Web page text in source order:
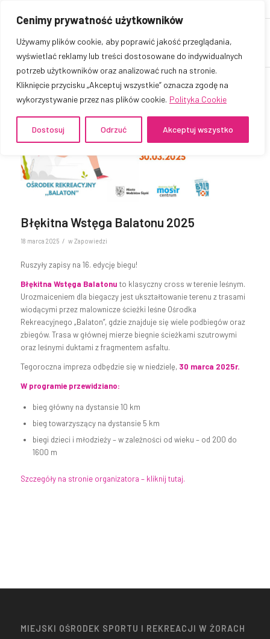
Cenimy prywatność użytkowników
Używamy plików cookie, aby poprawić jakość przeglądania,
wyświetlać reklamy lub treści dostosowane do indywidualnych
potrzeb użytkowników oraz analizować ruch na stronie.
Kliknięcie przycisku „Akceptuj wszystkie” oznacza zgodę na
wykorzystywanie przez nas plików cookie. Polityka Cookie
Dostosuj Odrzuć Akceptuj wszystko
Błękitna Wstęga Balatonu 2025
18 marca 2025 / w Zapowiedzi
Ruszyły zapisy na 16. edycję biegu!
Błękitna Wstęga Balatonu to klasyczny cross w terenie leśnym.
Urozmaiceniem dla biegaczy jest ukształtowanie terenu z trasami
wiodącymi przez malownicze ścieżki leśne Ośrodka
Rekreacyjnego „Balaton”, gdzie znajduje się wiele podbiegów oraz
zbiegów. Trasa w głównej mierze biegnie ścieżkami szutrowymi
oraz leśnymi duktami z fragmentem asfaltu.
Tegoroczna impreza odbędzie się w niedzielę,30 marca 2025r.
W programie przewidziano:
bieg główny na dystansie 10 km
bieg towarzyszący na dystansie 5 km
biegi dzieci i młodzieży – w zależności od wieku – od 200 do
1600 m
Szczegóły na stronie organizatora – kliknij tutaj.
MIEJSKI OŚRODEK SPORTU I REKREACJI W ŻORACH